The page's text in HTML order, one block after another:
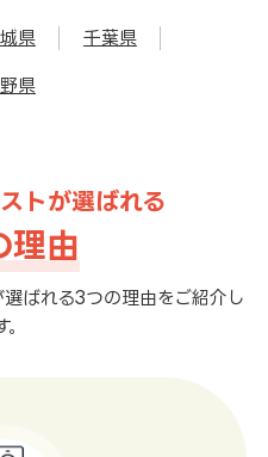
県 千葉県
県
トが選ばれる
理由
ばれる3つの理由をご紹介し
。